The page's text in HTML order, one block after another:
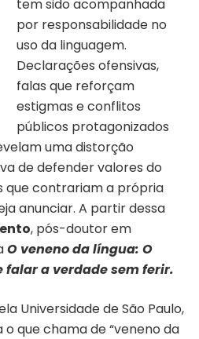
tem sido acompanhada
por responsabilidade no
uso da linguagem.
Declarações ofensivas,
falas que reforçam
estigmas e conflitos
públicos protagonizados
uma distorção
de defender valores do
que contrariam a própria
anunciar. A partir dessa
, pós-doutor em
O veneno da língua: O
falar a verdade sem ferir.
Universidade de São Paulo,
que chama de “veneno da